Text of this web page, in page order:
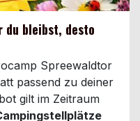
du bleibst, desto
Spreewaldtor
passend zu deiner
gilt im Zeitraum